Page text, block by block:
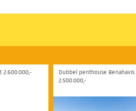
2.600.000,-
Dubbel penthouse Benahavís
2.500.000,-